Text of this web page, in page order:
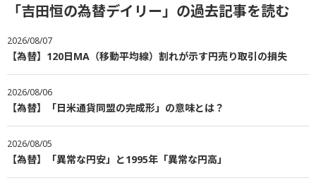
「吉田恒の為替デイリー」の過去記事を読む
2026/08/07
【為替】120日MA（移動平均線）割れが示す円売り取引の損失
2026/08/06
【為替】「日米通貨同盟の完成形」の意味とは？
2026/08/05
【為替】「異常な円安」と1995年「異常な円高」